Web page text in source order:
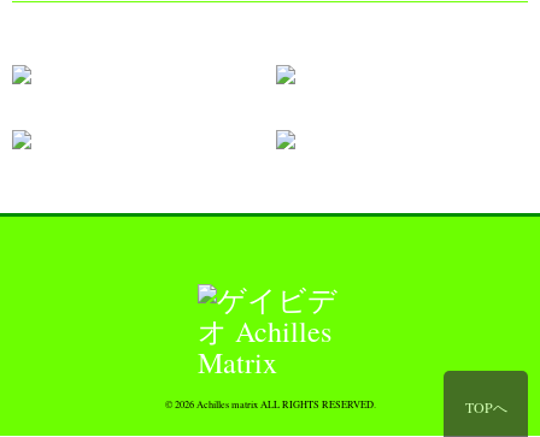
© 2026 Achilles matrix ALL RIGHTS RESERVED. TOPへ